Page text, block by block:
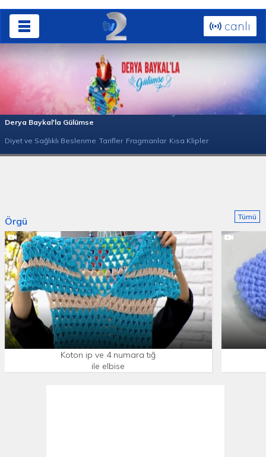
canlı
Derya Baykal'la Gülümse
Bölümler 2020 Bölümler 2019 Bölümler 2017 Sağlıkla Gülümse
Diyet ve Sağlıklı Beslenme Tarifler Fragmanlar Kısa Klipler
Örgü
Koton ip ve 4 numara tığ
ile elbise
Tümü